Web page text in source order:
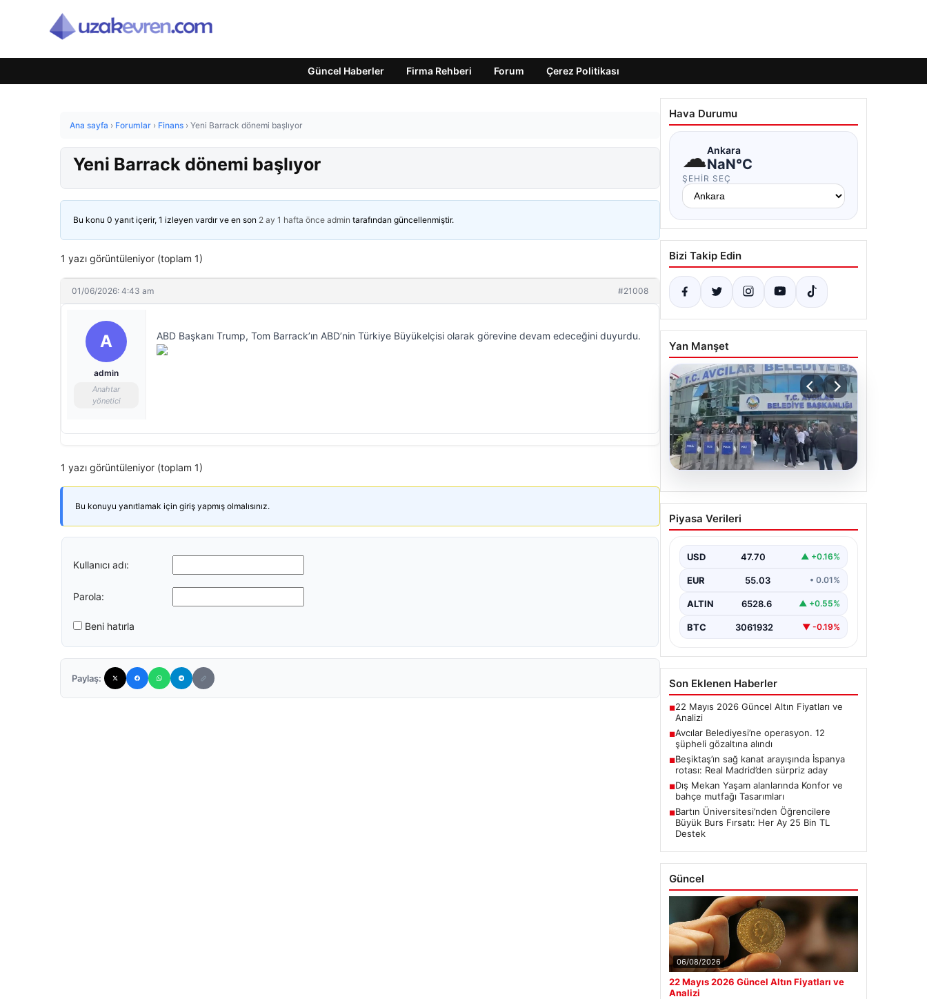
Güncel Haberler Firma Rehberi Forum Çerez Politikası
Ana sayfa › Forumlar › Finans › Yeni Barrack dönemi başlıyor
Yeni Barrack dönemi başlıyor
Bu konu 0 yanıt içerir, 1 izleyen vardır ve en son 2 ay 1 hafta önce admin tarafından güncellenmiştir.
1 yazı görüntüleniyor (toplam 1)
01/06/2026: 4:43 am #21008
A
admin
Anahtar
yönetici
ABD Başkanı Trump, Tom Barrack’ın ABD’nin Türkiye Büyükelçisi olarak görevine devam edeceğini duyurdu.
1 yazı görüntüleniyor (toplam 1)
Bu konuyu yanıtlamak için giriş yapmış olmalısınız.
Kullanıcı adı:
Parola:
Beni hatırla
Paylaş:
Hava Durumu
☁Ankara
NaN°C
ŞEHIR SEÇ
Bizi Takip Edin
Yan Manşet
Avcılar Belediyesi’ne
operasyon. 12 şüpheli
Piyasa Verileri
USD 47.70 ▲ +0.16%
EUR 55.03 • 0.01%
ALTIN 6528.6 ▲ +0.55%
BTC 3061932 ▼ -0.19%
Son Eklenen Haberler
■22 Mayıs 2026 Güncel Altın Fiyatları ve
Analizi
■Avcılar Belediyesi’ne operasyon. 12
şüpheli gözaltına alındı
■Beşiktaş’ın sağ kanat arayışında İspanya
rotası: Real Madrid’den sürpriz aday
■Dış Mekan Yaşam alanlarında Konfor ve
bahçe mutfağı Tasarımları
■Bartın Üniversitesi’nden Öğrencilere
Büyük Burs Fırsatı: Her Ay 25 Bin TL
Destek
Güncel
06/08/2026
22 Mayıs 2026 Güncel Altın Fiyatları ve
Analizi